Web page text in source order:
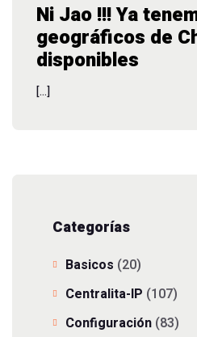
Ni Jao !!! Ya
geográficos de
disponibles
[…]
Categorías
Basicos (20)
Centralita-IP (107)
Configuración (83)